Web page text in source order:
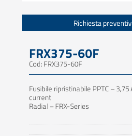
Richiesta
FRX375-60F
Cod: FRX375-60F
Fusibile ripristinabile PPTC – 3,75
current
Radial – FRX-Series